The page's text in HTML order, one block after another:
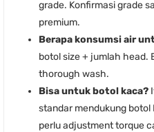
grade. Konfirmasi grade
premium.
Berapa konsumsi air
botol size + jumlah head.
thorough wash.
Bisa untuk botol kaca?
standar mendukung botol
perlu adjustment torque